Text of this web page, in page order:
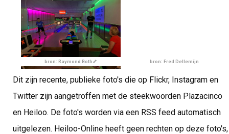
bron: Raymond Both🦴 bron: Fred Dellemijn
Dit zijn recente, publieke foto's die op Flickr, Instagram en
Twitter zijn aangetroffen met de steekwoorden Plazacinco
en Heiloo. De foto's worden via een RSS feed automatisch
uitgelezen. Heiloo-Online heeft geen rechten op deze foto's,